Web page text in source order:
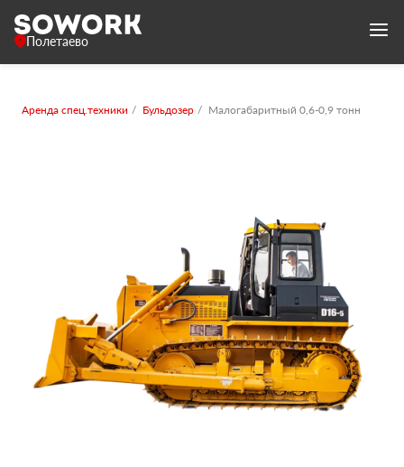
Полетаево
Аренда спец.техники Бульдозер Малогабаритный 0,6-0,9 тонн